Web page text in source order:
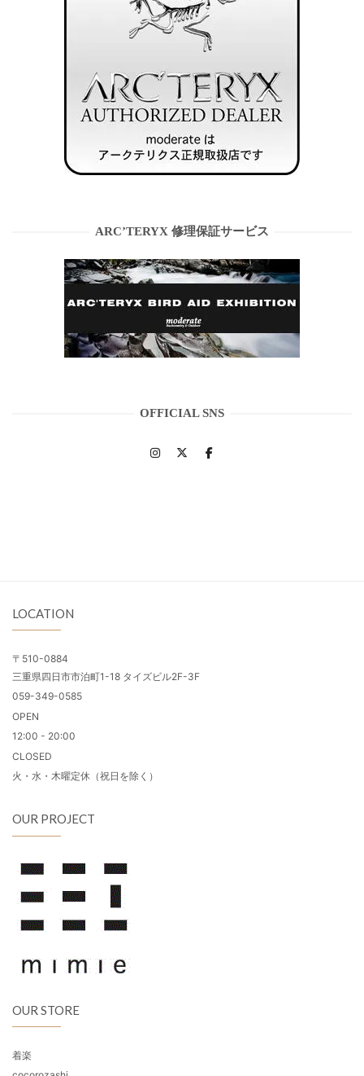
ARC’TERYX 修理保証サービス
OFFICIAL SNS
LOCATION
〒510-0884
三重県四日市市泊町1-18 タイズビル2F-3F
059-349-0585
OPEN
12:00 - 20:00
CLOSED
火・水・木曜定休（祝日を除く）
OUR PROJECT
OUR STORE
着楽